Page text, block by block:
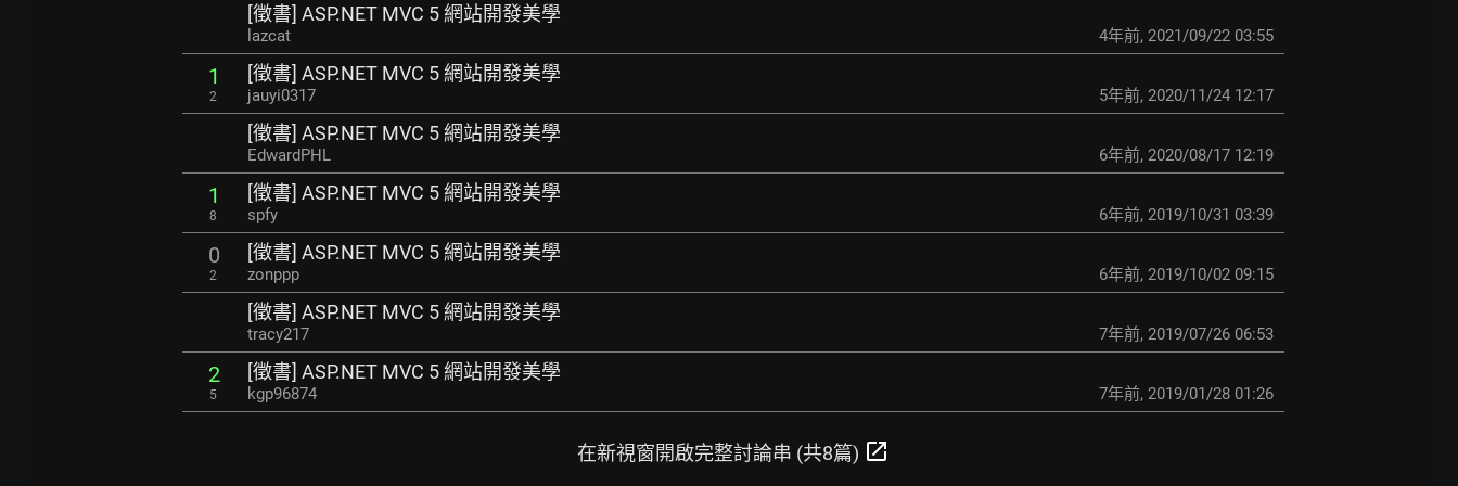
[徵書] ASP.NET MVC 5 網站開發美學
lazcat 4年前, 2021/09/22 03:55
1
2
[徵書] ASP.NET MVC 5 網站開發美學
jauyi0317 5年前, 2020/11/24 12:17
[徵書] ASP.NET MVC 5 網站開發美學
EdwardPHL 6年前, 2020/08/17 12:19
1
8
[徵書] ASP.NET MVC 5 網站開發美學
spfy 6年前, 2019/10/31 03:39
0
2
[徵書] ASP.NET MVC 5 網站開發美學
zonppp 6年前, 2019/10/02 09:15
[徵書] ASP.NET MVC 5 網站開發美學
tracy217 7年前, 2019/07/26 06:53
2
5
[徵書] ASP.NET MVC 5 網站開發美學
kgp96874 7年前, 2019/01/28 01:26
在新視窗開啟完整討論串 (共8篇) open_in_new